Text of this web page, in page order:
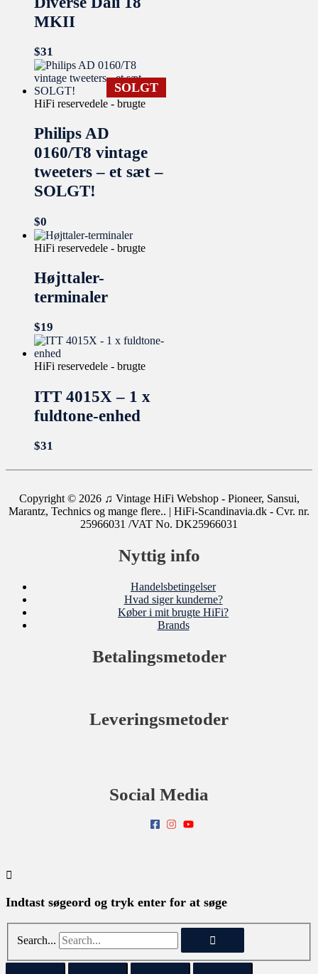
MKII
$31
SOLGT
HiFi reservedele - brugte
Philips AD
0160/T8 vintage
tweeters – et sæt –
SOLGT!
$0
HiFi reservedele - brugte
Højttaler-
terminaler
$19
HiFi reservedele - brugte
ITT 4015X – 1 x
fuldtone-enhed
$31
Copyright © 2026 ♫ Vintage HiFi Webshop - Pioneer, Sansui,
Marantz, Technics og mange flere.. | HiFi-Scandinavia.dk - Cvr. nr.
25966031 /VAT No. DK25966031
Nyttig info
Handelsbetingelser
Hvad siger kunderne?
Køber i mit brugte HiFi?
Brands
Betalingsmetoder
Leveringsmetoder
Social Media
Indtast søgeord og tryk enter for at søge
Search...